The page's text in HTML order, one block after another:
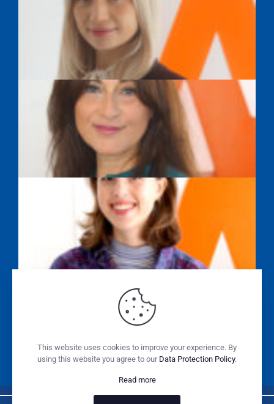
TAMARA WEBER
SAYEH FARAHPOUR
ALISSA WASILEWSKI
SABINE SONNENSCHEIN
This website uses cookies to improve your experience. By
using this website you agree to our Data Protection Policy.
Read more